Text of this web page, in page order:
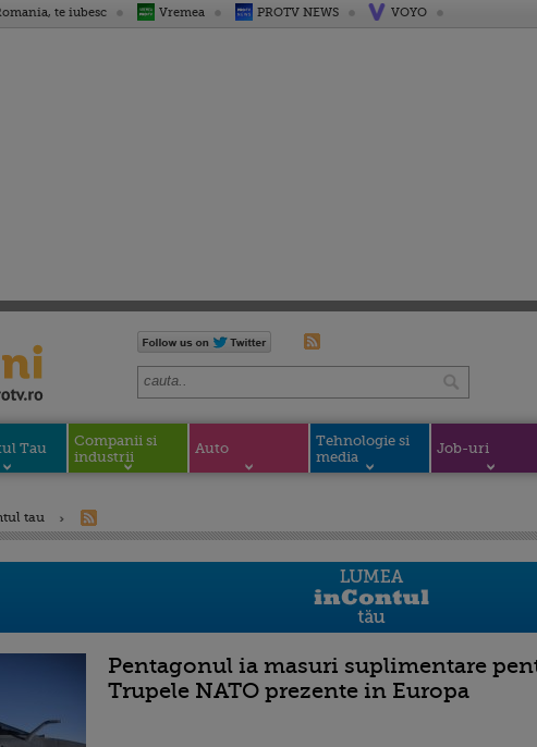
te iubesc Vremea PROTV NEWS VOYO
Tau
Companii si
industrii
Auto
Tehnologie si
media
Job-uri
tau
Pentagonul ia masuri suplimentare
Trupele NATO prezente in Europa